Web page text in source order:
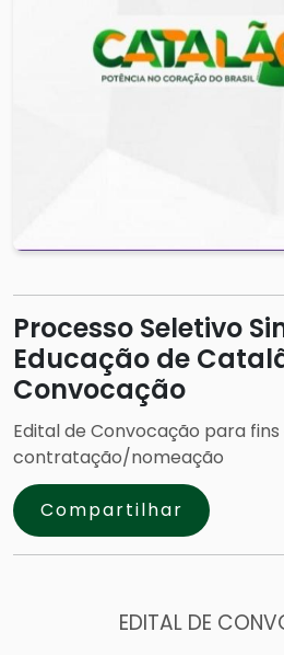
Processo Seletivo
Educação de
Convocação
Edital de Convocação para fins
contratação/nomeação
Compartilhar
EDITAL DE